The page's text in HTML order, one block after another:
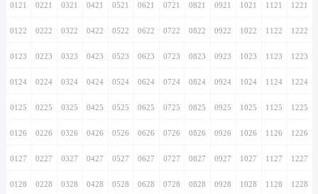
0121 0221 0321 0421 0521 0621 0721 0821 0921 1021 1121 1221
0122 0222 0322 0422 0522 0622 0722 0822 0922 1022 1122 1222
0123 0223 0323 0423 0523 0623 0723 0823 0923 1023 1123 1223
0124 0224 0324 0424 0524 0624 0724 0824 0924 1024 1124 1224
0125 0225 0325 0425 0525 0625 0725 0825 0925 1025 1125 1225
0126 0226 0326 0426 0526 0626 0726 0826 0926 1026 1126 1226
0127 0227 0327 0427 0527 0627 0727 0827 0927 1027 1127 1227
0128 0228 0328 0428 0528 0628 0728 0828 0928 1028 1128 1228